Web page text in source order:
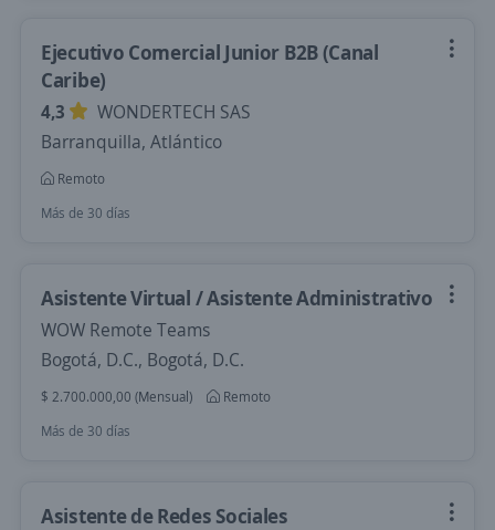
Ejecutivo Comercial Junior B2B (Canal
Caribe)
4,3
WONDERTECH SAS
Barranquilla, Atlántico
Remoto
Más de 30 días
Asistente Virtual / Asistente Administrativo
WOW Remote Teams
Bogotá, D.C., Bogotá, D.C.
$ 2.700.000,00 (Mensual)
Remoto
Más de 30 días
Asistente de Redes Sociales